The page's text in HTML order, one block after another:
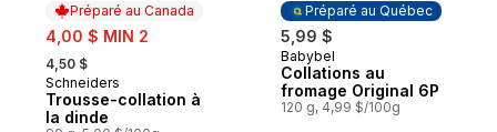
Préparé au Canada
sale:
4,00 $ MIN 2
, formerly:
4,50 $
Préparé au Canada
Schneiders
Trousse-collation à
la dinde
Préparé au Québec
5,99 $
Préparé au Québec
Babybel
Collations au
fromage Original 6P
120 g, 4,99 $/100g